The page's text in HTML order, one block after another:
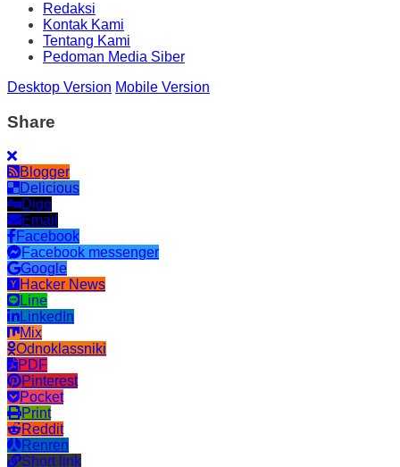
Redaksi
Kontak Kami
Tentang Kami
Pedoman Media Siber
Desktop Version Mobile Version
Share
Blogger
Delicious
Digg
Email
Facebook
Facebook messenger
Google
Hacker News
Line
LinkedIn
Mix
Odnoklassniki
PDF
Pinterest
Pocket
Print
Reddit
Renren
Short link